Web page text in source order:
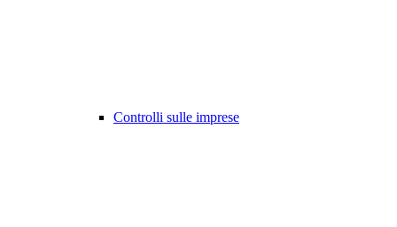
Controlli sulle imprese